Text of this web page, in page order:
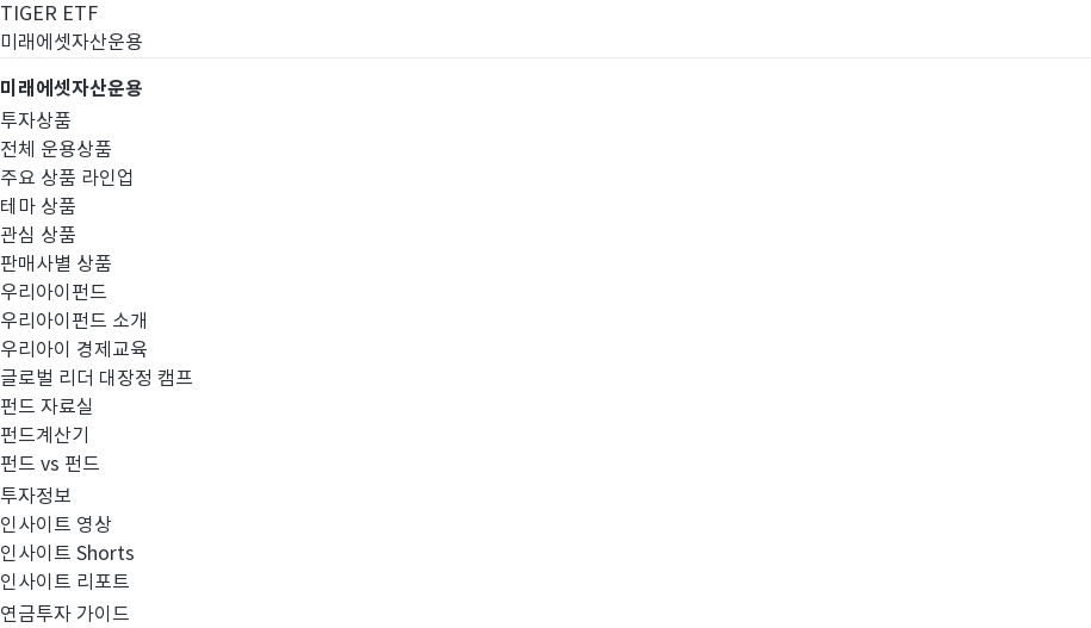
TIGER ETF
미래에셋자산운용
미래에셋자산운용
투자상품
전체 운용상품
주요 상품 라인업
테마 상품
관심 상품
판매사별 상품
우리아이펀드
우리아이펀드 소개
우리아이 경제교육
글로벌 리더 대장정 캠프
펀드 자료실
펀드계산기
펀드 vs 펀드
투자정보
인사이트 영상
인사이트 Shorts
인사이트 리포트
연금투자 가이드
고난도금융투자상품
고난도금융투자상품_공시_20240329